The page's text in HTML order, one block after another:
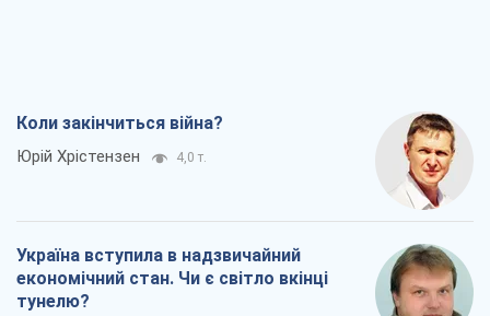
Коли закінчиться війна?
Юрій Хрістензен 4,0 т.
Україна вступила в надзвичайний
економічний стан. Чи є світло вкінці
тунелю?